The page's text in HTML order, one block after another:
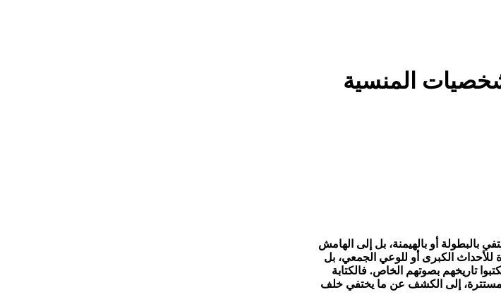
المنسية
بالبطولة أو بالهيمنة، بل إلى الهامش
للأحداث الكبرى أو للوعي الجمعي، بل
تاريخهم بصوتهم الخاص. فالكتابة
المستترة، إلى الكشف عن ما يختفي خلف